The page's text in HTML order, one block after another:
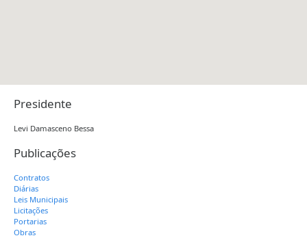
Presidente
Levi Damasceno Bessa
Publicações
Contratos
Diárias
Leis Municipais
Licitações
Portarias
Obras